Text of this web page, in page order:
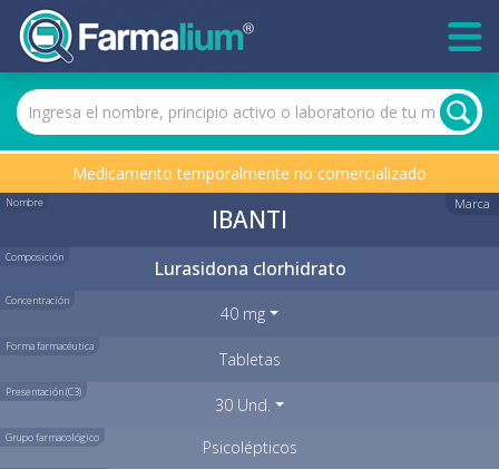
Medicamento temporalmente no comercializado
Nombre Marca
IBANTI
Composición Lurasidona clorhidrato
Concentración
40 mg
Forma farmacéutica
Tabletas
Presentación (C3)
30 Und.
Grupo farmacológico Psicolépticos